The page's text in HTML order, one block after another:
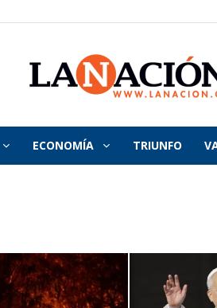
La
Nación
ECONOMÍA TRIUNFO